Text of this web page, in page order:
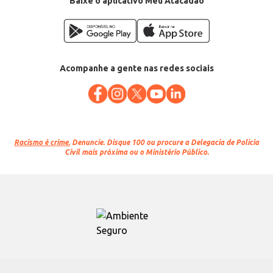
Acompanhe a gente nas redes sociais
Racismo é crime. Denuncie. Disque 100 ou procure a Delegacia de Polícia
Civil mais próxima ou o Ministério Público.